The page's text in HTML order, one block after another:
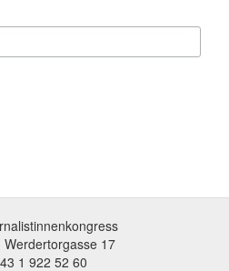
Werdertorgasse 17
1 922 52 60